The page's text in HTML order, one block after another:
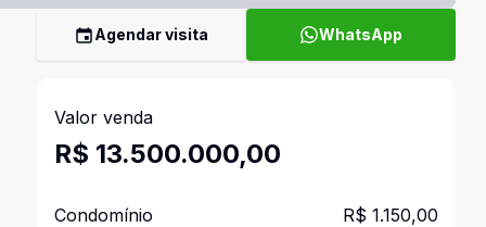
Agendar visita WhatsApp
Valor venda
R$ 13.500.000,00
Condomínio R$ 1.150,00